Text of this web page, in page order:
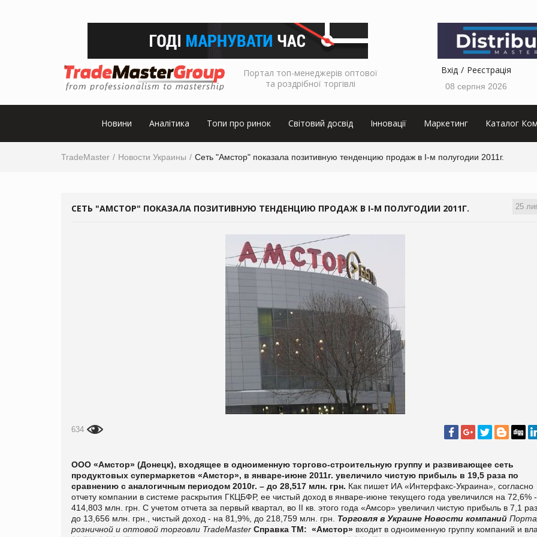
Портал топ-менеджерів оптової
та роздрібної торгівлі
Вхід Реєстрація
08 серпня 2026
Новини Аналітика Топи про ринок Світовий досвід Інновації Маркетинг Каталог
TradeMaster Новости Украины Сеть "Амстор" показала позитивную тенденцию продаж в I-м полугодии 2011г.
25
СЕТЬ "АМСТОР" ПОКАЗАЛА ПОЗИТИВНУЮ ТЕНДЕНЦИЮ ПРОДАЖ В I-М ПОЛУГОДИИ 2011Г.
634
ООО «Амстор» (Донецк), входящее в одноименную торгово-строительную группу и развивающее сеть
продуктовых супермаркетов «Амстор», в январе-июне 2011г. увеличило чистую прибыль в 19,5 раза по
сравнению с аналогичным периодом 2010г. – до 28,517 млн. грн. Как пишет ИА «Интерфакс-Украина», согласно
отчету компании в системе раскрытия ГКЦБФР, ее чистый доход в январе-июне текущего года увеличился на 72,6%
414,803 млн. грн. С учетом отчета за первый квартал, во II кв. этого года «Амсор» увеличил чистую прибыль в 7,1
до 13,656 млн. грн., чистый доход - на 81,9%, до 218,759 млн. грн. Торговля в Украине Новости компаний
розничной и оптовой торговли TradeMaster Справка ТМ: «Амстор» входит в одноименную группу компаний и